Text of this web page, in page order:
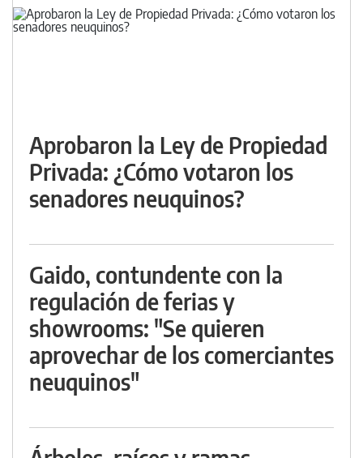
Aprobaron la Ley de Propiedad
Privada: ¿Cómo votaron los
senadores neuquinos?
Gaido, contundente con la
regulación de ferias y
showrooms: "Se quieren
aprovechar de los comerciantes
neuquinos"